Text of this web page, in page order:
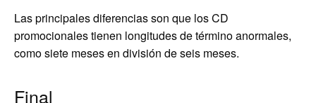
Las principales diferencias son que los CD
promocionales tienen longitudes de término anormales,
como siete meses en división de seis meses.
Final